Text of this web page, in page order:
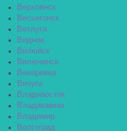
Верхоянск
Весьегонск
Ветлуга
Видное
Вилюйск
Вилючинск
Вихоревка
Вичуга
Владивосток
Владикавказ
Владимир
Волгоград